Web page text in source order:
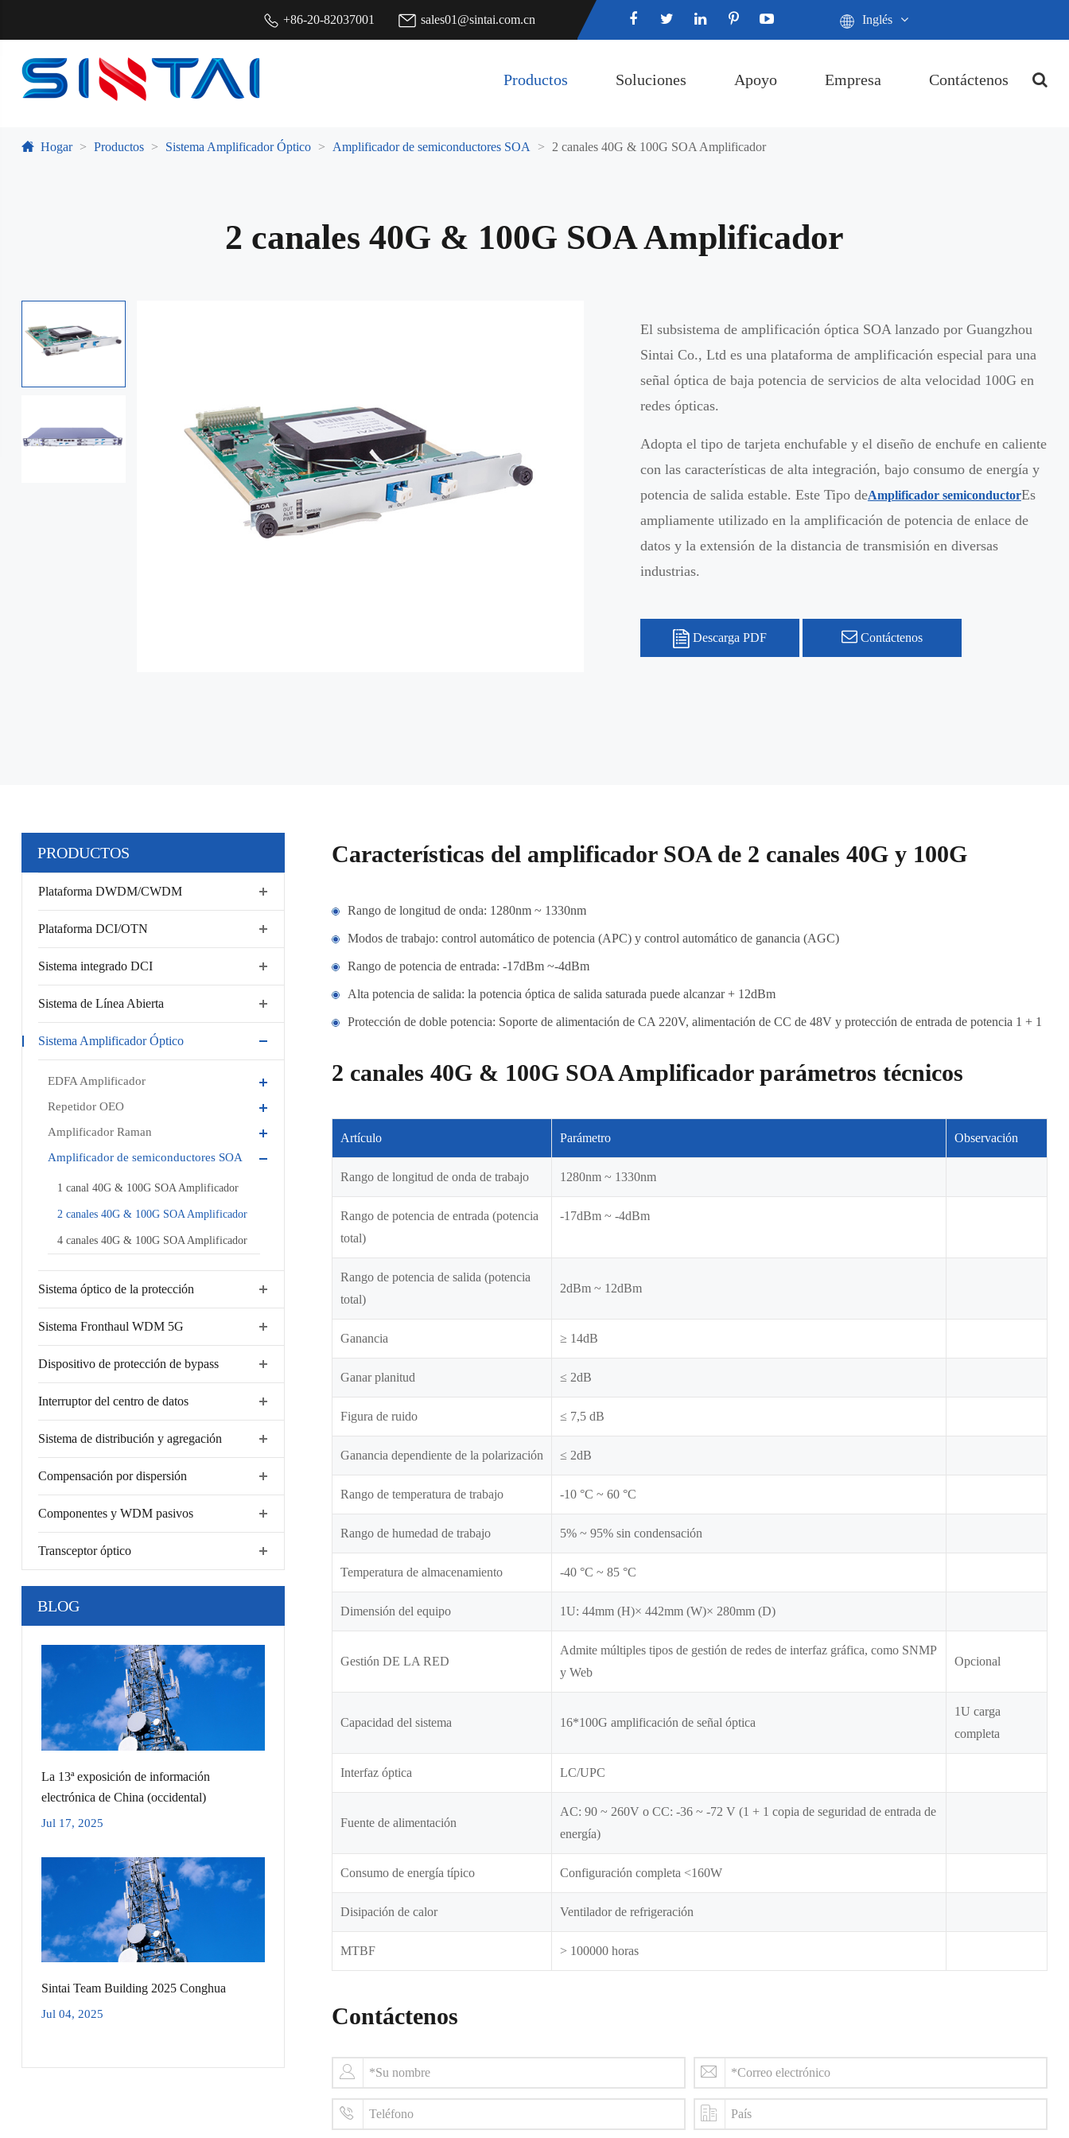
+86-20-82037001 sales01@sintai.com.cn Inglés
Productos Soluciones Apoyo Empresa Contáctenos
Hogar Productos Sistema Amplificador Óptico Amplificador de semiconductores SOA 2 canales 40G & 100G SOA Amplificador
2 canales 40G & 100G SOA Amplificador
El subsistema de amplificación óptica SOA lanzado por Guangzhou
Sintai Co., Ltd es una plataforma de amplificación especial para una
señal óptica de baja potencia de servicios de alta velocidad 100G en
redes ópticas.
Adopta el tipo de tarjeta enchufable y el diseño de enchufe en caliente
con las características de alta integración, bajo consumo de energía y
potencia de salida estable. Este Tipo deAmplificador semiconductorEs
ampliamente utilizado en la amplificación de potencia de enlace de
datos y la extensión de la distancia de transmisión en diversas
industrias.
Descarga PDF Contáctenos
PRODUCTOS
Plataforma DWDM/CWDM
Plataforma DCI/OTN
Sistema integrado DCI
Sistema de Línea Abierta
Sistema Amplificador Óptico
EDFA Amplificador
Repetidor OEO
Amplificador Raman
Amplificador de semiconductores SOA
1 canal 40G & 100G SOA Amplificador
2 canales 40G & 100G SOA Amplificador
4 canales 40G & 100G SOA Amplificador
Sistema óptico de la protección
Sistema Fronthaul WDM 5G
Dispositivo de protección de bypass
Interruptor del centro de datos
Sistema de distribución y agregación
Compensación por dispersión
Componentes y WDM pasivos
Transceptor óptico
BLOG
La 13ª exposición de información
electrónica de China (occidental)
Jul 17, 2025
Sintai Team Building 2025 Conghua
Jul 04, 2025
Características del amplificador SOA de 2 canales 40G y 100G
Rango de longitud de onda: 1280nm ~ 1330nm
Modos de trabajo: control automático de potencia (APC) y control automático de ganancia (AGC)
Rango de potencia de entrada: -17dBm ~-4dBm
Alta potencia de salida: la potencia óptica de salida saturada puede alcanzar + 12dBm
Protección de doble potencia: Soporte de alimentación de CA 220V, alimentación de CC de 48V y protección de entrada de potencia 1 + 1
2 canales 40G & 100G SOA Amplificador parámetros técnicos
Artículo Parámetro Observación
Rango de longitud de onda de trabajo 1280nm ~ 1330nm
Rango de potencia de entrada (potencia
total)
-17dBm ~ -4dBm
Rango de potencia de salida (potencia
total)
2dBm ~ 12dBm
Ganancia ≥ 14dB
Ganar planitud ≤ 2dB
Figura de ruido ≤ 7,5 dB
Ganancia dependiente de la polarización ≤ 2dB
Rango de temperatura de trabajo -10 °C ~ 60 °C
Rango de humedad de trabajo 5% ~ 95% sin condensación
Temperatura de almacenamiento -40 °C ~ 85 °C
Dimensión del equipo 1U: 44mm (H)× 442mm (W)× 280mm (D)
Gestión DE LA RED
Admite múltiples tipos de gestión de redes de interfaz gráfica, como SNMP
y Web
Opcional
Capacidad del sistema 16*100G amplificación de señal óptica
1U carga
completa
Interfaz óptica LC/UPC
Fuente de alimentación
AC: 90 ~ 260V o CC: -36 ~ -72 V (1 + 1 copia de seguridad de entrada de
energía)
Consumo de energía típico Configuración completa <160W
Disipación de calor Ventilador de refrigeración
MTBF > 100000 horas
Contáctenos